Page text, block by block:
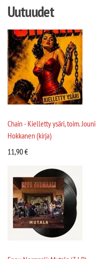
Uutuudet
Chain - Kielletty ysäri, toim. Jouni
Hokkanen (kirja)
11,90€